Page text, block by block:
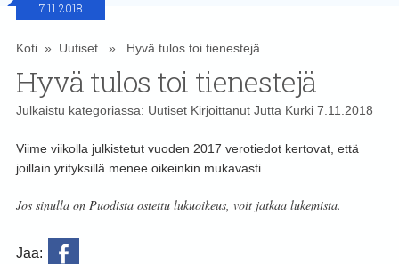
7.11.2018
Koti» Uutiset» Hyvä tulos toi tienestejä
Hyvä tulos toi tienestejä
Julkaistu kategoriassa: UutisetKirjoittanut Jutta Kurki7.11.2018
Viime viikolla julkistetut vuoden 2017 verotiedot kertovat, että
joillain yrityksillä menee oikeinkin mukavasti.
Jos sinulla on Puodista ostettu lukuoikeus, voit jatkaa lukemista.
Jaa: